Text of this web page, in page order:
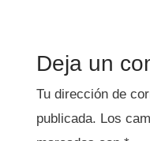
Deja un
Tu dirección de
publicada. Los